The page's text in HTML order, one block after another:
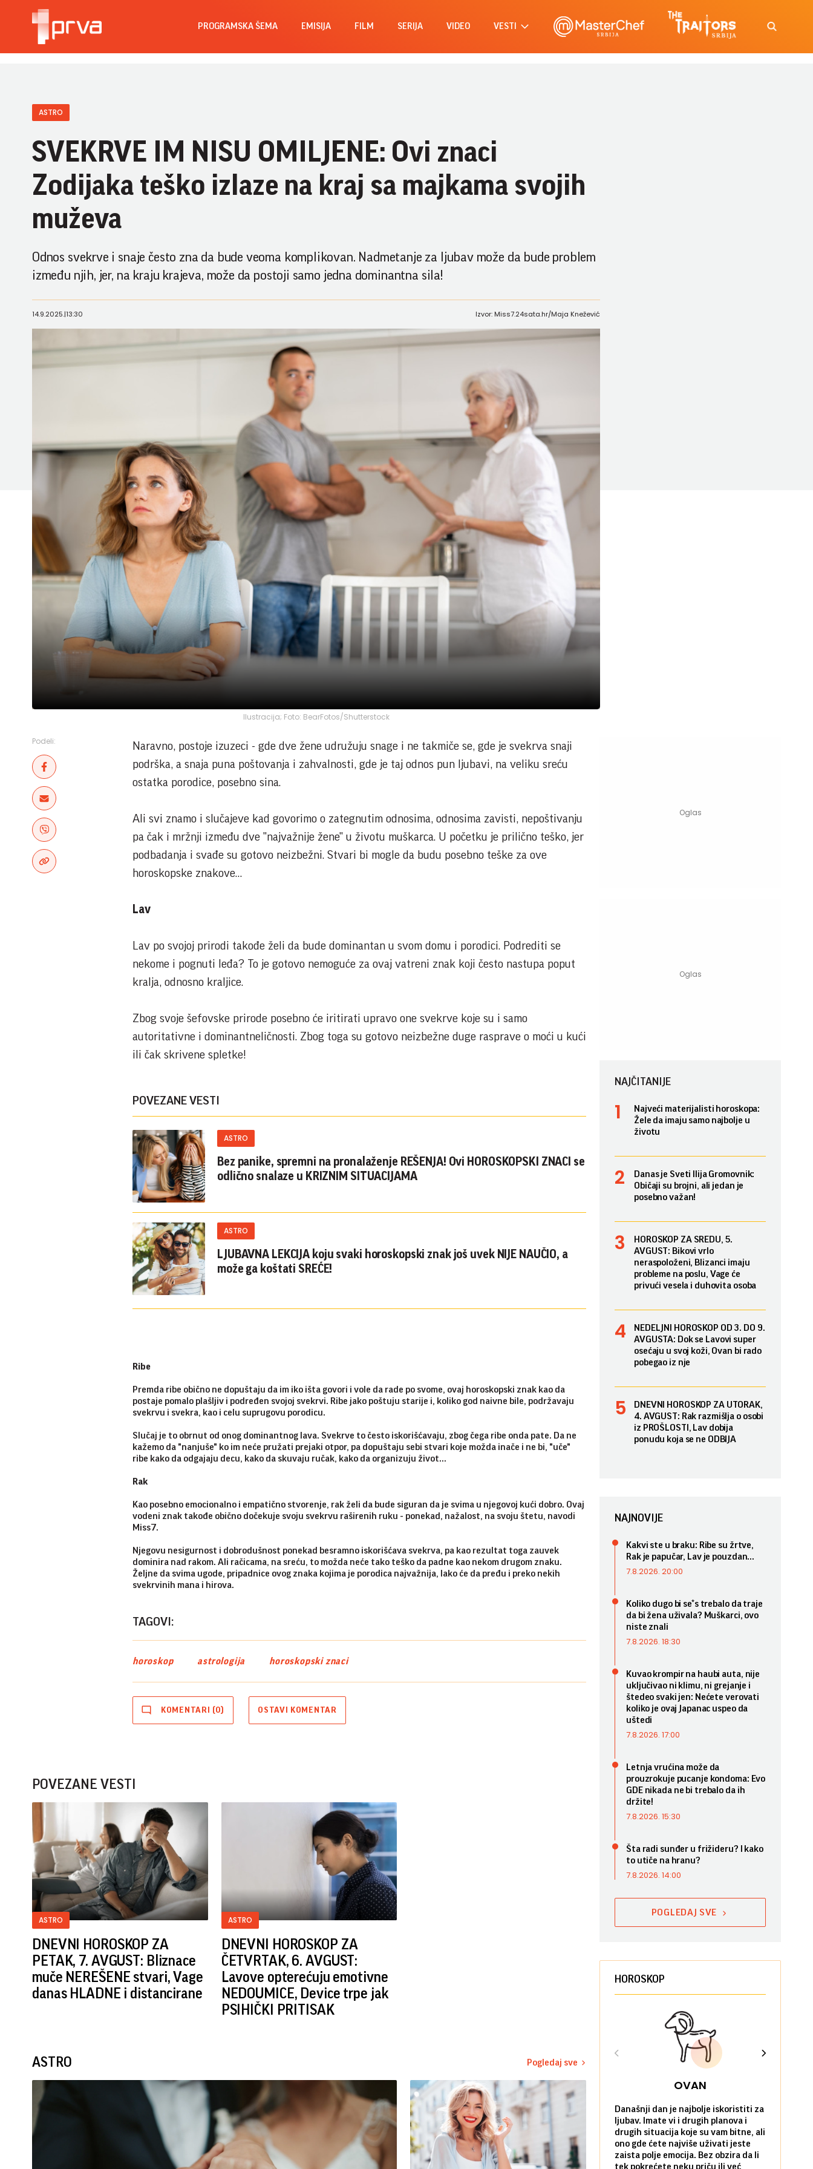
PROGRAMSKA ŠEMA EMISIJA FILM SERIJA VIDEO VESTI
ASTRO
SVEKRVE IM NISU OMILJENE: Ovi znaci
Zodijaka teško izlaze na kraj sa majkama svojih
muževa
Odnos svekrve i snaje često zna da bude veoma komplikovan. Nadmetanje za ljubav može da bude problem
između njih, jer, na kraju krajeva, može da postoji samo jedna dominantna sila!
Ilustracija; Foto: BearFotos/Shutterstock
14.9.2025.|13:30 Izvor: Miss7.24sata.hr/Maja Knežević
Podeli:
Naravno, postoje izuzeci - gde dve žene udružuju snage i ne takmiče se, gde je svekrva snaji
podrška, a snaja puna poštovanja i zahvalnosti, gde je taj odnos pun ljubavi, na veliku sreću
ostatka porodice, posebno sina.
Ali svi znamo i slučajeve kad govorimo o zategnutim odnosima, odnosima zavisti, nepoštivanju
pa čak i mržnji između dve "najvažnije žene" u životu muškarca. U početku je prilično teško, jer
podbadanja i svađe su gotovo neizbežni. Stvari bi mogle da budu posebno teške za ove
horoskopske znakove…
Lav
Lav po svojoj prirodi takođe želi da bude dominantan u svom domu i porodici. Podrediti se
nekome i pognuti leđa? To je gotovo nemoguće za ovaj vatreni znak koji često nastupa poput
kralja, odnosno kraljice.
Zbog svoje šefovske prirode posebno će iritirati upravo one svekrve koje su i samo
autoritativne i dominantneličnosti. Zbog toga su gotovo neizbežne duge rasprave o moći u kući
ili čak skrivene spletke!
POVEZANE VESTI
ASTRO
Bez panike, spremni na pronalaženje REŠENJA! Ovi HOROSKOPSKI ZNACI se
odlično snalaze u KRIZNIM SITUACIJAMA
ASTRO
LJUBAVNA LEKCIJA koju svaki horoskopski znak još uvek NIJE NAUČIO, a
može ga koštati SREĆE!
Ribe
Premda ribe obično ne dopuštaju da im iko išta govori i vole da rade po svome, ovaj horoskopski znak kao da
postaje pomalo plašljiv i podređen svojoj svekrvi. Ribe jako poštuju starije i, koliko god naivne bile, podržavaju
svekrvu i svekra, kao i celu suprugovu porodicu.
Slučaj je to obrnut od onog dominantnog lava. Svekrve to često iskorišćavaju, zbog čega ribe onda pate. Da ne
kažemo da "nanjuše" ko im neće pružati prejaki otpor, pa dopuštaju sebi stvari koje možda inače i ne bi, "uče"
ribe kako da odgajaju decu, kako da skuvaju ručak, kako da organizuju život...
Rak
Kao posebno emocionalno i empatično stvorenje, rak želi da bude siguran da je svima u njegovoj kući dobro. Ovaj
vodeni znak takođe obično dočekuje svoju svekrvu raširenih ruku - ponekad, nažalost, na svoju štetu, navodi
Miss7.
Njegovu nesigurnost i dobrodušnost ponekad besramno iskorišćava svekrva, pa kao rezultat toga zauvek
dominira nad rakom. Ali račicama, na sreću, to možda neće tako teško da padne kao nekom drugom znaku.
Željne da svima ugode, pripadnice ovog znaka kojima je porodica najvažnija, lako će da pređu i preko nekih
svekrvinih mana i hirova.
TAGOVI:
horoskop astrologija horoskopski znaci
KOMENTARI (0) OSTAVI KOMENTAR
POVEZANE VESTI
ASTRO
DNEVNI HOROSKOP ZA
PETAK, 7. AVGUST: Bliznace
muče NEREŠENE stvari, Vage
danas HLADNE i distancirane
ASTRO
DNEVNI HOROSKOP ZA
ČETVRTAK, 6. AVGUST:
Lavove opterećuju emotivne
NEDOUMICE, Device trpe jak
PSIHIČKI PRITISAK
ASTRO Pogledaj sve
NAJČITANIJE
Najveći materijalisti horoskopa:
Žele da imaju samo najbolje u
životu
Danas je Sveti Ilija Gromovnik:
Običaji su brojni, ali jedan je
posebno važan!
HOROSKOP ZA SREDU, 5.
AVGUST: Bikovi vrlo
neraspoloženi, Blizanci imaju
probleme na poslu, Vage će
privući vesela i duhovita osoba
NEDELJNI HOROSKOP OD 3. DO 9.
AVGUSTA: Dok se Lavovi super
osećaju u svoj koži, Ovan bi rado
pobegao iz nje
DNEVNI HOROSKOP ZA UTORAK,
4. AVGUST: Rak razmišlja o osobi
iz PROŠLOSTI, Lav dobija
ponudu koja se ne ODBIJA
NAJNOVIJE
Kakvi ste u braku: Ribe su žrtve,
Rak je papučar, Lav je pouzdan...
7.8.2026. 20:00
Koliko dugo bi se*s trebalo da traje
da bi žena uživala? Muškarci, ovo
niste znali
7.8.2026. 18:30
Kuvao krompir na haubi auta, nije
uključivao ni klimu, ni grejanje i
štedeo svaki jen: Nećete verovati
koliko je ovaj Japanac uspeo da
uštedi
7.8.2026. 17:00
Letnja vrućina može da
prouzrokuje pucanje kondoma: Evo
GDE nikada ne bi trebalo da ih
držite!
7.8.2026. 15:30
Šta radi sunđer u frižideru? I kako
to utiče na hranu?
7.8.2026. 14:00
POGLEDAJ SVE
HOROSKOP
OVAN
Današnji dan je najbolje iskoristiti za
ljubav. Imate vi i drugih planova i
drugih situacija koje su vam bitne, ali
ono gde ćete najviše uživati jeste
zaista polje emocija. Bez obzira da li
tek pokrećete neku priču ili već